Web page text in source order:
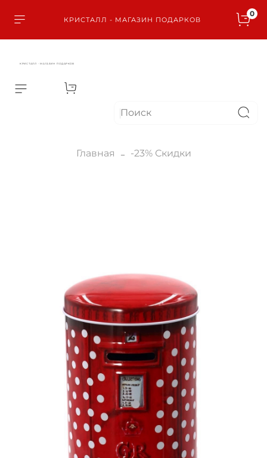
КРИСТАЛЛ - МАГАЗИН ПОДАРКОВ
0
КРИСТАЛЛ - МАГАЗИН ПОДАРКОВ
Главная -23% Скидки